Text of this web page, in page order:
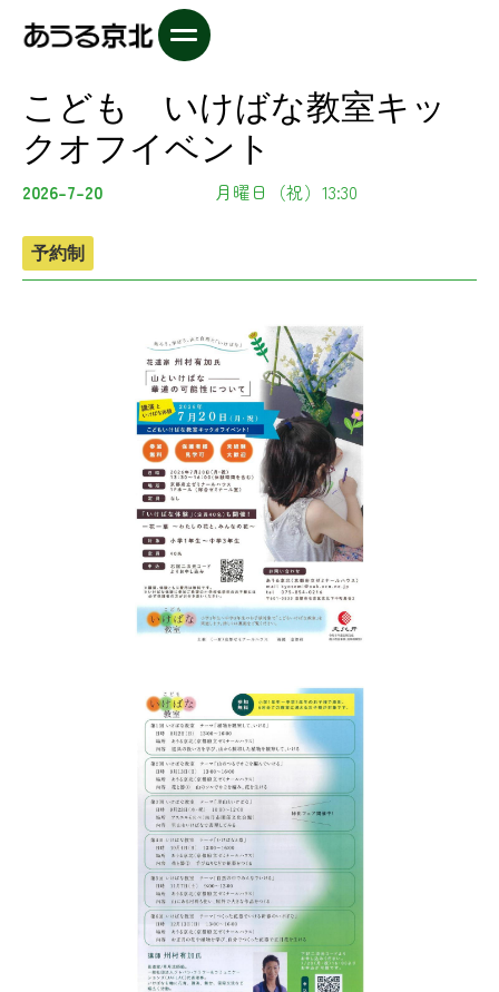
こども いけばな教室キッ
クオフイベント
2026-7-20 月曜日（祝）13:30
予約制